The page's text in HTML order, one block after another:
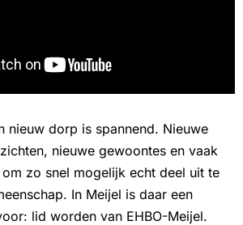
nieuw dorp is spannend. Nieuwe
nieuwe gewoontes en vaak
zo snel mogelijk echt deel uit te
In Meijel is daar een
lid worden van EHBO-Meijel.